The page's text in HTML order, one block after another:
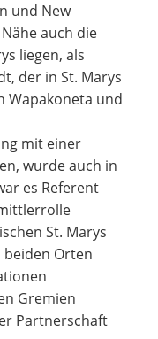
und New
auch die
liegen, als
der in St. Marys
Wapakoneta und
mit einer
wurde auch in
es Referent
St. Marys
beiden Orten
Gremien
Partnerschaft